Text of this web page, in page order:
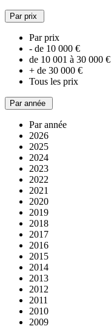
Par prix
Par prix
- de 10 000 €
de 10 001 à 30 000 €
+ de 30 000 €
Tous les prix
Par année
Par année
2026
2025
2024
2023
2022
2021
2020
2019
2018
2017
2016
2015
2014
2013
2012
2011
2010
2009